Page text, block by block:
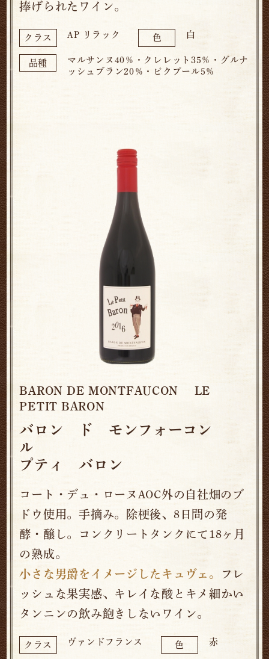
捧げられたワイン。
クラス AP リラック 色 白
品種
マルサンヌ40％・クレレット35％・グルナ
ッシュブラン20％・ピクプール5％
BARON DE MONTFAUCON LE
PETIT BARON
バロン ド モンフォーコン
ル
プティ バロン
コート・デュ・ローヌAOC外の自社畑のブ
ドウ使用。手摘み。除梗後、8日間の発
酵・醸し。コンクリートタンクにて18ヶ月
の熟成。
小さな男爵をイメージしたキュヴェ。
フレ
ッシュな果実感、キレイな酸とキメ細かい
タンニンの飲み飽きしないワイン。
クラス ヴァンドフランス 色 赤